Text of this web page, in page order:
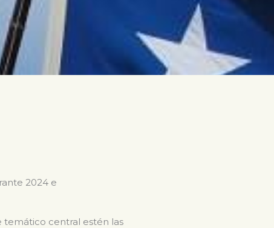
2024 e
temático central estén las